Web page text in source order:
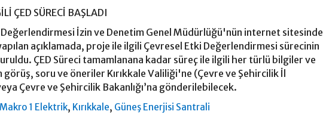
ÇED SÜRECİ BAŞLADI
İzin ve Denetim Genel Müdürlüğü'nün internet sitesinde
açıklamada, proje ile ilgili Çevresel Etki Değerlendirmesi sürecinin
ÇED Süreci tamamlanana kadar süreç ile ilgili her türlü bilgiler ve
soru ve öneriler Kırıkkale Valiliği'ne (Çevre ve Şehircilik İl
Çevre ve Şehircilik Bakanlığı’na gönderilebilecek.
Makro 1 Elektrik, Kırıkkale, Güneş Enerjisi Santrali